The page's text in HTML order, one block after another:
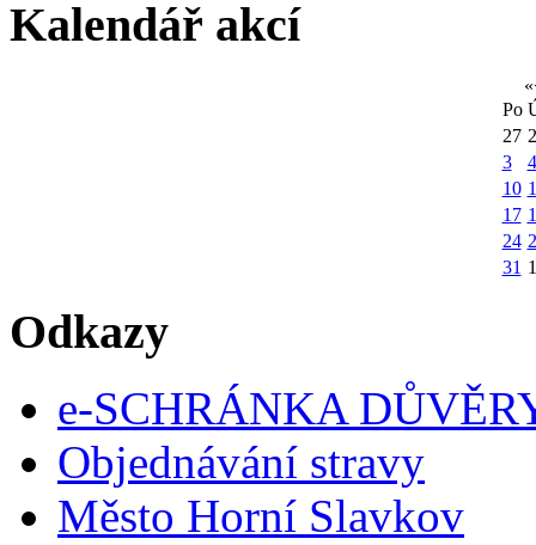
Kalendář akcí
«
Po
27
3
4
10
17
24
31 1
Odkazy
e-SCHRÁNKA
Objednávání stravy
Město Horní Slavkov